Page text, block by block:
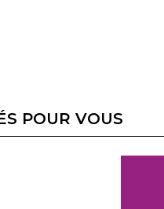
POUR VOUS